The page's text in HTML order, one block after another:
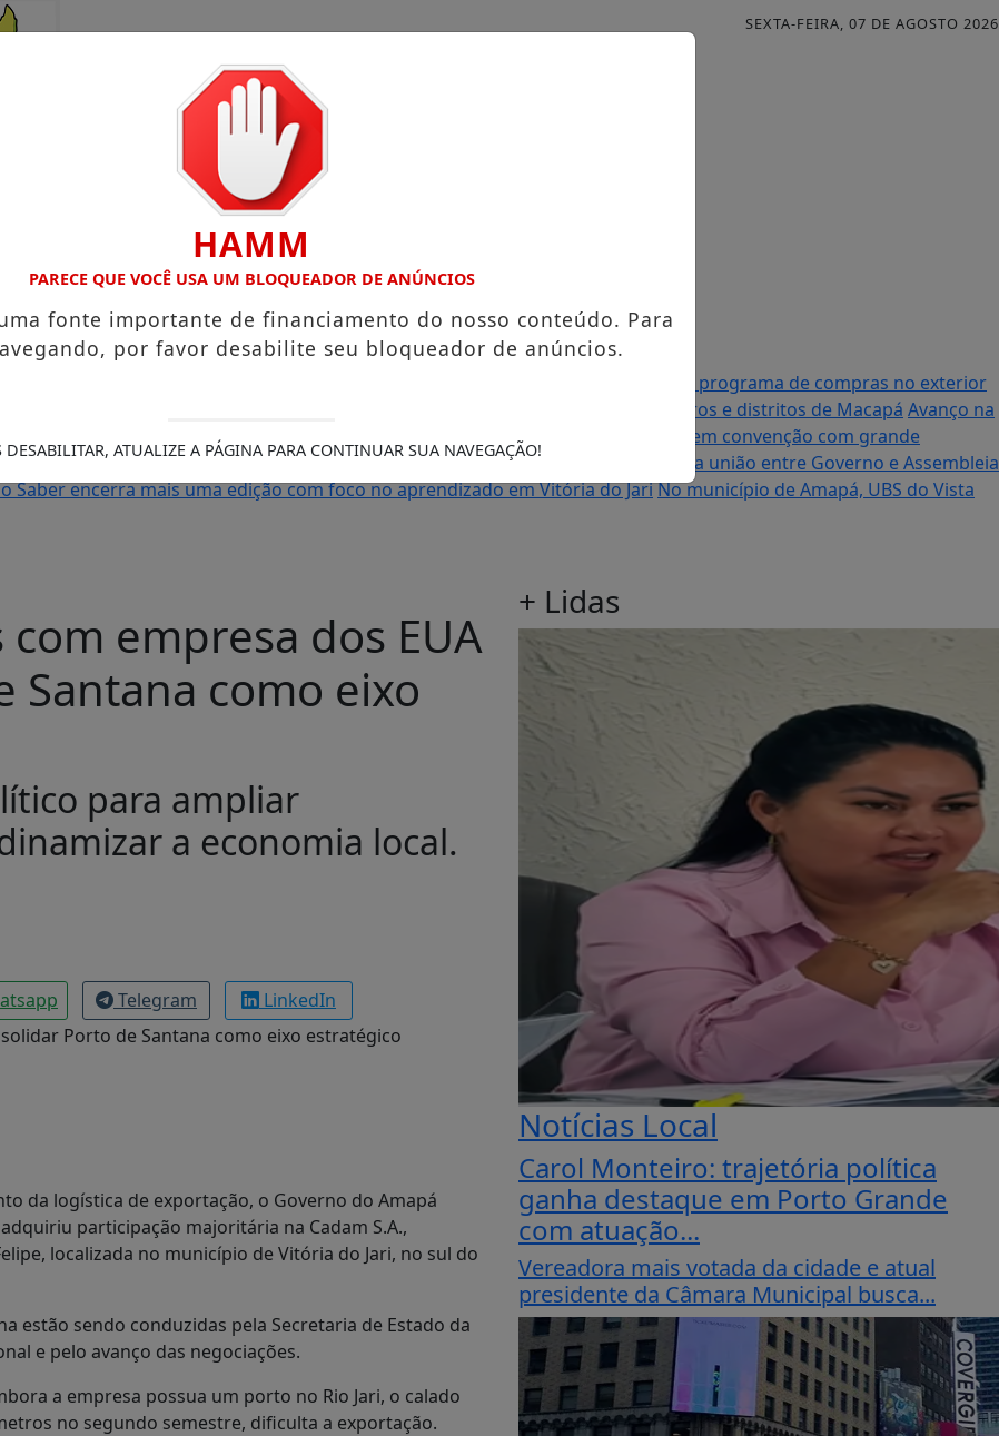
SEXTA-FEIRA, 07 DE AGOSTO 2026
com atuação voltada ao município
Receita Federal anuncia mudanças no programa de compras no exterior
e Mister Verão 2026 segue definindo finalistas do concurso contemplando bairros e distritos de Macapá Avanço na
Amapá
MDB oficializa candidatura de Carol Monteiro à Assembleia Legislativa em convenção com grande
comunidades da BR-210 em Pedra Branca do AmapariSenador Randolfe destaca união entre Governo e Assembleia
Saber encerra mais uma edição com foco no aprendizado em Vitória do JariNo município de Amapá, UBS do Vista
empresa dos EUA
Santana como eixo
para ampliar
a economia local.
Telegram LinkedIn
da logística de exportação, o Governo do Amapá
participação majoritária na Cadam S.A.,
localizada no município de Vitória do Jari, no sul do
estão sendo conduzidas pela Secretaria de Estado da
e pelo avanço das negociações.
a empresa possua um porto no Rio Jari, o calado
no segundo semestre, dificulta a exportação.
+ Lidas
Notícias Local
Carol Monteiro: trajetória política
ganha destaque em Porto Grande
com atuação...
Vereadora mais votada da cidade e atual
presidente da Câmara Municipal busca...
HAMM
PARECE QUE VOCÊ USA UM BLOQUEADOR DE ANÚNCIOS
fonte importante de financiamento do nosso conteúdo. Para
por favor desabilite seu bloqueador de anúncios.
DESABILITAR, ATUALIZE A PÁGINA PARA CONTINUAR SUA NAVEGAÇÃO!